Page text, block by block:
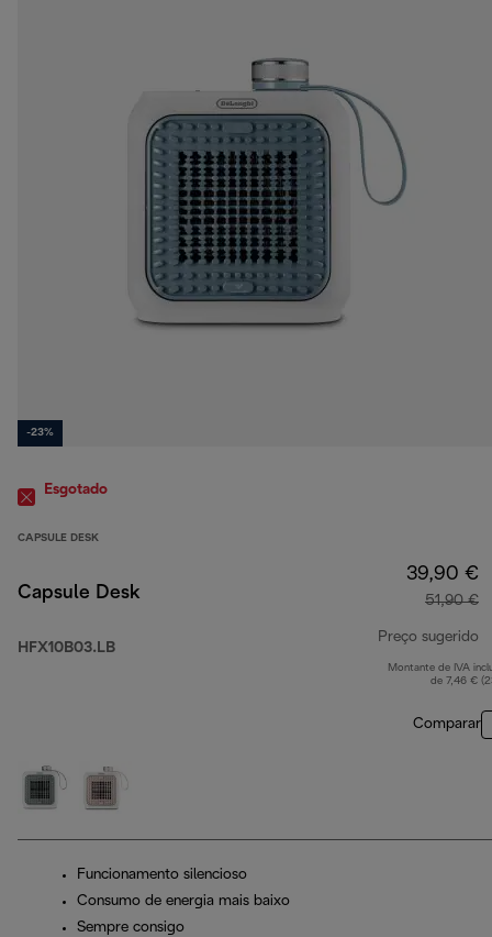
-23%
Esgotado
CAPSULE DESK
Capsule Desk
HFX10B03.LB
39,90 €
51,90 €
Preço sugerido
Montante de IVA
de 7,46 €
Comparar
Funcionamento silencioso
Consumo de energia mais baixo
Sempre consigo